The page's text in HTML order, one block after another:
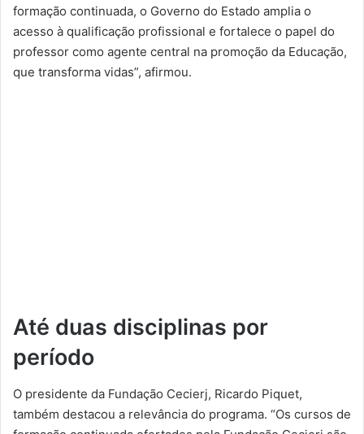
formação continuada, o Governo do Estado amplia o
acesso à qualificação profissional e fortalece o papel do
professor como agente central na promoção da Educação,
que transforma vidas”, afirmou.
Até duas disciplinas por
período
O presidente da Fundação Cecierj, Ricardo Piquet,
também destacou a relevância do programa. “Os cursos de